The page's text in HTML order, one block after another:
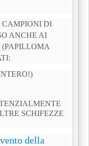
DI
ANCHE AI
SCHIFEZZE
della